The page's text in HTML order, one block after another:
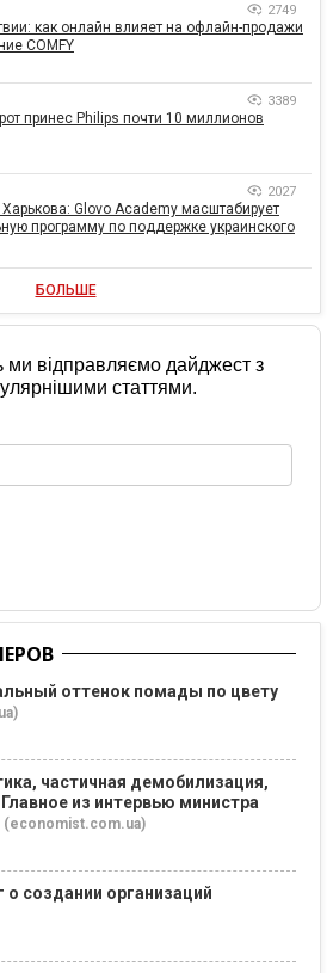
2749
как онлайн влияет на офлайн-продажи
COMFY
3389
принес Philips почти 10 миллионов
2027
Glovo Academy масштабирует
программу по поддержке украинского
БОЛЬШЕ
ми відправляємо дайджест з
статтями.
оттенок помады по цвету
частичная демобилизация,
из интервью министра
(economist.com.ua)
создании организаций